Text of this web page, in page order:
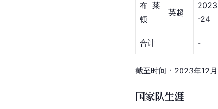
布莱
顿
英超
2023
-24
合计 -
截至时间：2023年12
国家队生涯